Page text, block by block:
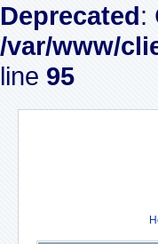
Deprecated:
/var/www/
line 95